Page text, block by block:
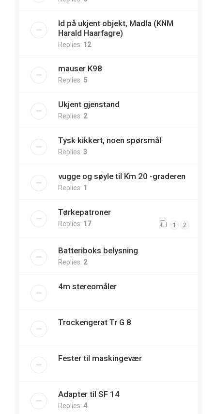
Id på ukjent objekt, Madla (KNM
Harald Haarfagre)
Replies: 12
mauser K98
Replies: 5
Ukjent gjenstand
Replies: 2
Tysk kikkert, noen spørsmål
Replies: 3
vugge og søyle til Km 20 -graderen
Replies: 1
Tørkepatroner
Replies: 17 1 2
Batteriboks belysning
Replies: 2
4m stereomåler
Trockengerat Tr G 8
Fester til maskingevær
Adapter til SF 14
Replies: 4